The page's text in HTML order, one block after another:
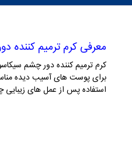
معرفی کرم ترمیم کننده
کرم ترمیم کننده دور چشم
برای پوست های آسیب دیده
استفاده پس از عمل های